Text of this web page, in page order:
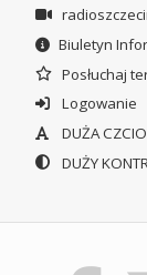
Biuletyn
Posłuchaj
Logowanie
DUŻA
DUŻY